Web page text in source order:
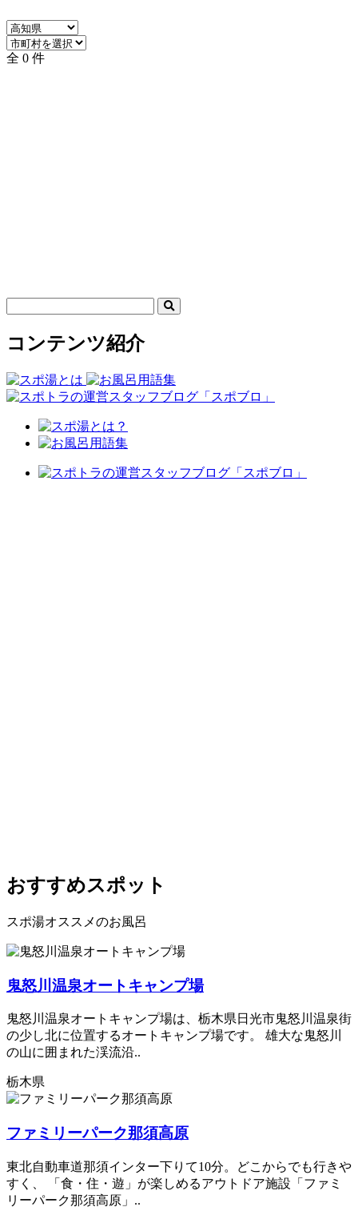
全 0 件
コンテンツ紹介
おすすめスポット
スポ湯オススメのお風呂
鬼怒川温泉オートキャンプ場
鬼怒川温泉オートキャンプ場は、栃木県日光市鬼怒川温泉街
の少し北に位置するオートキャンプ場です。 雄大な鬼怒川
の山に囲まれた渓流沿..
栃木県
ファミリーパーク那須高原
東北自動車道那須インター下りて10分。どこからでも行きや
すく、 「食・住・遊」が楽しめるアウトドア施設「ファミ
リーパーク那須高原」..